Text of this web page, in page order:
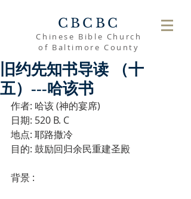
CBCBC
Chinese Bible Church
of Baltimore County
旧约先知书导读 （十
五）---哈该书
作者: 哈该 (神的宴席)
日期: 520 B. C
地点: 耶路撒冷
目的: 鼓励回归余民重建圣殿
背景 :